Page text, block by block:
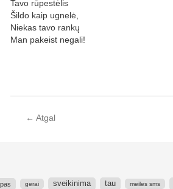
Tavo rūpestėlis
Šildo kaip ugnelė,
Niekas tavo rankų
Man pakeist negali!
← Atgal
gerai sveikinima tau meiles sms